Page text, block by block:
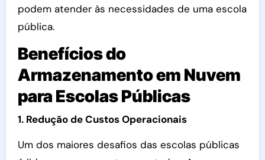
podem atender às necessidades de uma escola
pública.
Benefícios do
Armazenamento em Nuvem
para Escolas Públicas
1. Redução de Custos Operacionais
Um dos maiores desafios das escolas públicas